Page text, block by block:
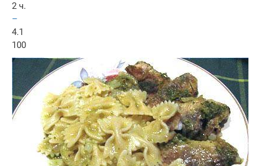
2 ч.
–
4.1
100